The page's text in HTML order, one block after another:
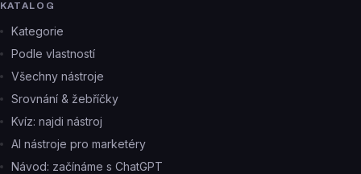
KATALOG
Kategorie
Podle vlastností
Všechny nástroje
Srovnání & žebříčky
Kvíz: najdi nástroj
AI nástroje pro marketéry
Návod: začínáme s ChatGPT